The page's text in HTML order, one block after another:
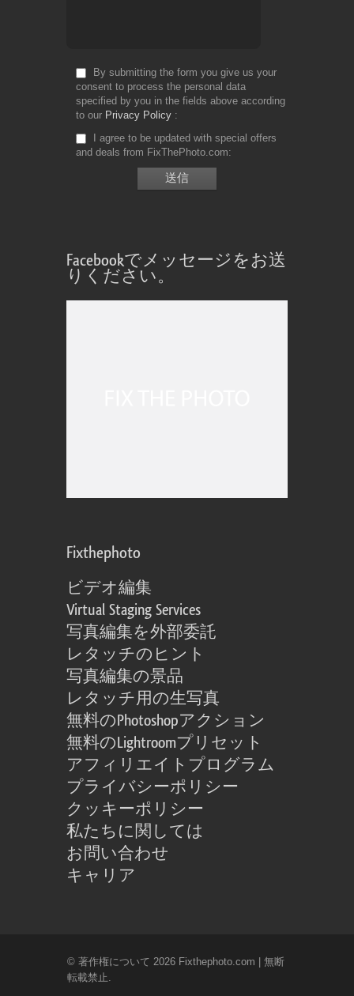
By submitting the form you give us your
consent to process the personal data
specified by you in the fields above according
to our Privacy Policy
I agree to be updated with special offers
and deals from FixThePhoto.com
Facebookでメッセージをお送
りください。
Fixthephoto
ビデオ編集
Virtual Staging Services
写真編集を外部委託
レタッチのヒント
写真編集の景品
レタッチ用の生写真
無料のPhotoshopアクション
無料のLightroomプリセット
アフィリエイトプログラム
プライバシーポリシー
クッキーポリシー
私たちに関しては
お問い合わせ
キャリア
© 著作権について 2026 Fixthephoto.com | 無断
転載禁止.